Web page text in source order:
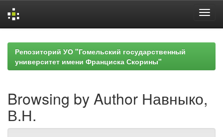
navigationРепозиторий УО "Гомельский государственный
университет имени Франциска Скорины"
Browsing by Author Навныко,
В.Н.